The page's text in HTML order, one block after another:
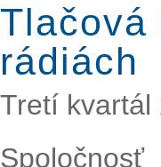
Tlačová
rádiách
Tretí kvartál